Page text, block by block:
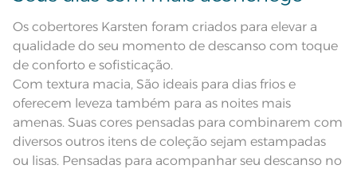
Descrição Visual
Corpo em flannel fleece com
bainha de 5cm
Composição
Tamanho Queen
Cor Cinza
Não lave cores claras e cores escuras no mesmo
ciclo;
Lave as peças no ciclo leve, suave ou delicado de
sua lavadora;
Enxágue as peças com bastante água;
Utilize a quantidade mínima de amaciante e sabão;
Os cobertores Karsten foram criados para elevar a
qualidade do seu momento de descanso com toque
de conforto e sofisticação.
Com textura macia, São ideais para dias frios e
oferecem leveza também para as noites mais
amenas. Suas cores pensadas para combinarem com
diversos outros itens de coleção sejam estampadas
ou lisas. Pensadas para acompanhar seu descanso no